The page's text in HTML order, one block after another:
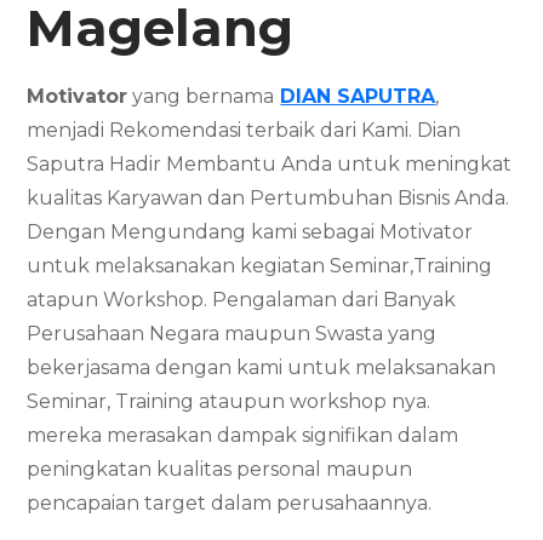
Magelang
Motivator yang bernama DIAN SAPUTRA,
menjadi Rekomendasi terbaik dari Kami. Dian
Saputra Hadir Membantu Anda untuk meningkat
kualitas Karyawan dan Pertumbuhan Bisnis Anda.
Dengan Mengundang kami sebagai Motivator
untuk melaksanakan kegiatan Seminar,Training
atapun Workshop. Pengalaman dari Banyak
Perusahaan Negara maupun Swasta yang
bekerjasama dengan kami untuk melaksanakan
Seminar, Training ataupun workshop nya.
mereka merasakan dampak signifikan dalam
peningkatan kualitas personal maupun
pencapaian target dalam perusahaannya.